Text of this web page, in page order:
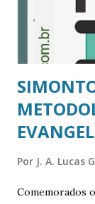
ensinar os
Schweitzer
Por J. A. Lucas
Comemorados